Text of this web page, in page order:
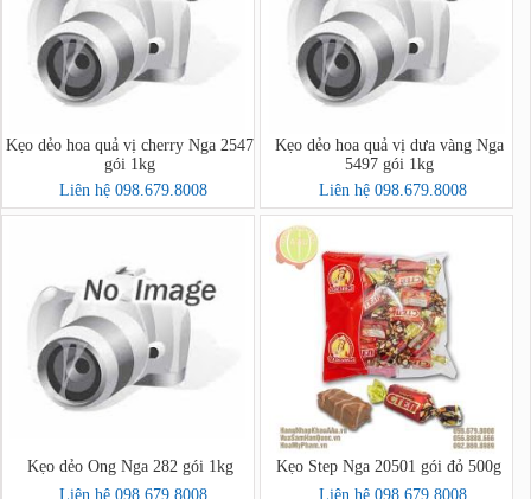
Kẹo dẻo hoa quả vị cherry Nga 2547
gói 1kg
Liên hệ 098.679.8008
Kẹo dẻo hoa quả vị dưa vàng Nga
5497 gói 1kg
Liên hệ 098.679.8008
Kẹo dẻo Ong Nga 282 gói 1kg
Liên hệ 098.679.8008
Kẹo Step Nga 20501 gói đỏ 500g
Liên hệ 098.679.8008